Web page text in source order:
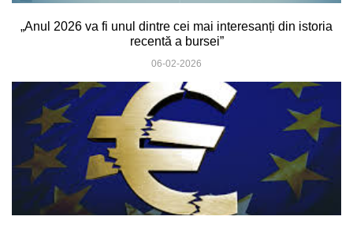
„Anul 2026 va fi unul dintre cei mai interesanți din istoria
recentă a bursei”
06-02-2026